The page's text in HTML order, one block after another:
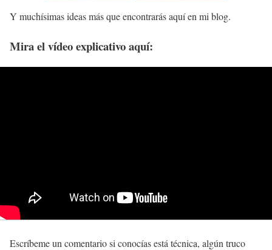
Y muchísimas ideas más que encontrarás aquí en mi blog.
Mira el vídeo explicativo aquí:
Escríbeme un comentario si conocías está técnica, algún truco